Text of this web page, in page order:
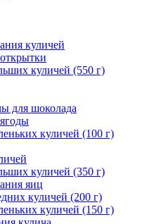
куличей
куличей (550 г)
для шоколада
куличей (100 г)
куличей (350 г)
яиц
куличей (200 г)
куличей (150 г)